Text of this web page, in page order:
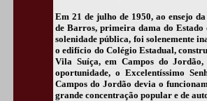
Em 21 de julho de 1950, ao ensejo
de Barros, primeira dama do Estado
solenidade pública, foi solenemente
o edifício do Colégio Estadual,
Vila Suíça, em Campos do Jordão,
oportunidade, o Excelentíssimo
Campos do Jordão devia o
grande concentração popular e de